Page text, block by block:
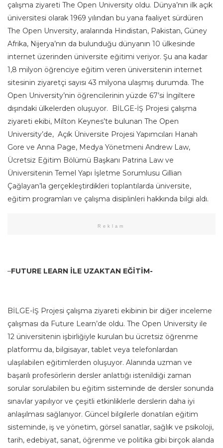
çalışma ziyareti The Open University oldu. Dünya’nın ilk açık
üniversitesi olarak 1969 yılından bu yana faaliyet sürdüren
The Open Unversity, aralarında Hindistan, Pakistan, Güney
Afrika, Nijerya’nın da bulunduğu dünyanın 10 ülkesinde
internet üzerinden üniversite eğitimi veriyor. Şu ana kadar
1,8 milyon öğrenciye eğitim veren üniversitenin internet
sitesinin ziyaretçi sayısı 43 milyona ulaşmış durumda. The
Open University’nin öğrencilerinin yüzde 67’si İngiltere
dışındaki ülkelerden oluşuyor. BİLGE-İŞ Projesi çalışma
ziyareti ekibi, Milton Keynes’te bulunan The Open
University’de, Açık Üniversite Projesi Yapımcıları Hanah
Gore ve Anna Page, Medya Yönetmeni Andrew Law,
Ücretsiz Eğitim Bölümü Başkanı Patrina Law ve
Üniversitenin Temel Yapı İşletme Sorumlusu Gillian
Çağlayan’la gerçekleştirdikleri toplantılarda üniversite,
eğitim programları ve çalışma disiplinleri hakkında bilgi aldı.
Reklam
–FUTURE LEARN İLE UZAKTAN EĞİTİM-
BİLGE-İŞ Projesi çalışma ziyareti ekibinin bir diğer inceleme
çalışması da Future Learn’de oldu. The Open University ile
12 üniversitenin işbirliğiyle kurulan bu ücretsiz öğrenme
platformu da, bilgisayar, tablet veya telefonlardan
ulaşılabilen eğitimlerden oluşuyor. Alanında uzman ve
başarılı profesörlerin dersler anlattığı istenildiği zaman
sorular sorulabilen bu eğitim sisteminde de dersler sonunda
sınavlar yapılıyor ve çeşitli etkinliklerle derslerin daha iyi
anlaşılması sağlanıyor. Güncel bilgilerle donatılan eğitim
sisteminde, iş ve yönetim, görsel sanatlar, sağlık ve psikoloji,
tarih, edebiyat, sanat, öğrenme ve politika gibi birçok alanda